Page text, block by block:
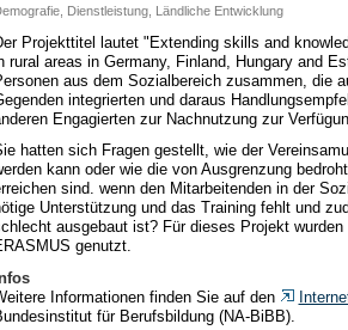
, Dienstleistung, Ländliche Entwicklung
Projekttitel lautet "Extending skills and
rural areas in Germany, Finland, Hungary and
aus dem Sozialbereich zusammen, die
integrierten und daraus
Engagierten zur Nachnutzung zur
hatten sich Fragen gestellt, wie der
kann oder wie die von Ausgrenzung
sind. wenn den Mitarbeitenden in der
Unterstützung und das Training fehlt und
ausgebaut ist? Für dieses Projekt
genutzt.
Informationen finden Sie auf den
für Berufsbildung (NA-BiBB).